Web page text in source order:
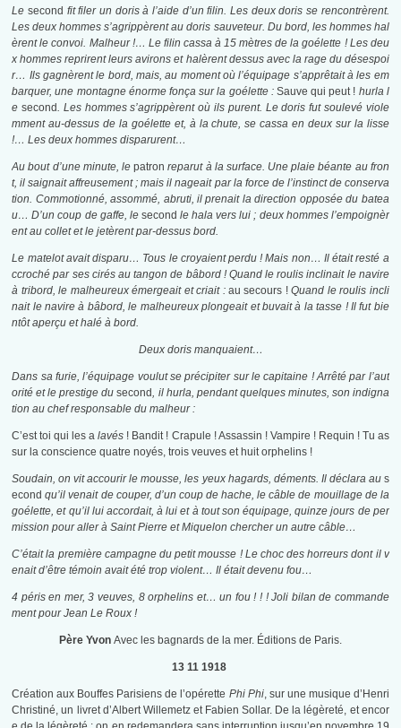
Le second fit filer un doris à l’aide d’un filin. Les deux doris se rencontrèrent.
Les deux hommes s’agrippèrent au doris sauveteur. Du bord, les hommes hal
èrent le convoi. Malheur !… Le filin cassa à 15 mètres de la goélette ! Les deu
x hommes reprirentleurs avirons et halèrent dessus avec la rage du désespoi
r… Ils gagnèrent le bord, mais, au moment où l’équipage s’apprêtait à les em
barquer, une montagne énorme fonça sur la goélette :Sauve qui peut ! hurla l
esecond. Les hommes s’agrippèrent où ils purent. Le doris fut soulevé viole
mment au-dessus de la goélette et, à la chute, se cassa en deux sur la lisse
!… Les deux hommes disparurent…
Au bout d’une minute, lepatron reparut à la surface. Une plaie béante au fron
t, il saignait affreusement ; mais il nageait par la force de l’instinct de conserva
tion. Commotionné, assommé, abruti, il prenait la direction opposéedu batea
u… D’un coup de gaffe, le secondle hala vers lui ; deux hommes l’empoignèr
ent au collet et le jetèrent par-dessus bord.
Le matelot avait disparu… Tous le croyaient perdu ! Mais non… Il était resté a
ccroché par ses cirés au tangon de bâbord ! Quand le roulis inclinait le navire
à tribord, le malheureux émergeait et criait : au secours !Quand le roulis incli
nait le navire à bâbord, le malheureux plongeait et buvait à la tasse ! Il fut bie
ntôt aperçu et halé à bord.
Deux doris manquaient…
Dans sa furie, l’équipage voulut se précipiter sur le capitaine ! Arrêté par l’aut
orité et le prestige dusecond, il hurla, pendant quelques minutes, son indigna
tion au chef responsable du malheur :
C’est toi qui les alavés ! Bandit ! Crapule ! Assassin ! Vampire ! Requin ! Tu as
sur la conscience quatre noyés, trois veuves et huit orphelins !
Soudain, on vit accourir le mousse, les yeux hagards, déments. Il déclara au s
econd qu’il venait de couper, d’un coup de hache, le câble de mouillage de la
goélette, et qu’il lui accordait, à lui et à tout son équipage, quinze jours de per
mission pour aller à Saint Pierre et Miquelon chercher un autre câble…
C’était la première campagne du petit mousse ! Le choc des horreurs dont il v
enait d’être témoin avait été trop violent… Il était devenu fou…
4 péris en mer, 3 veuves, 8 orphelins et… un fou ! ! ! Joli bilan de commande
ment pour Jean Le Roux !
Père Yvon Avec les bagnards de la mer. Éditions de Paris.
13 11 1918
Création aux Bouffes Parisiens de l’opérette Phi Phi, sur une musique d’Henri
Christiné, un livret d’Albert Willemetz et Fabien Sollar. De la légèreté, et encor